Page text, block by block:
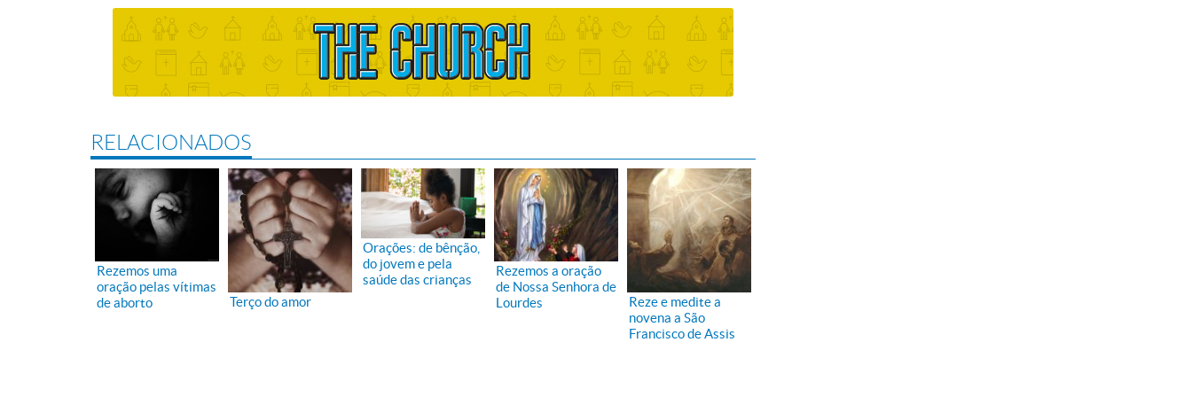
RELACIONADOS
Rezemos uma
oração pelas vítimas
de aborto
Terço do amor
Orações: de bênção,
do jovem e pela
saúde das crianças
Rezemos a oração
de Nossa Senhora de
Lourdes
Reze e medite a
novena a São
Francisco de Assis